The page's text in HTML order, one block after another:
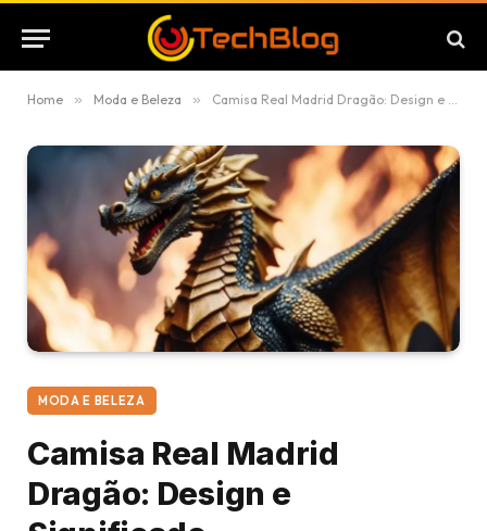
Home » Moda e Beleza » Camisa Real Madrid Dragão: Design e Significado
MODA E BELEZA
Camisa Real Madrid
Dragão: Design e